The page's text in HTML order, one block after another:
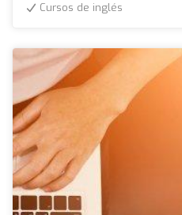
Cursos de inglés